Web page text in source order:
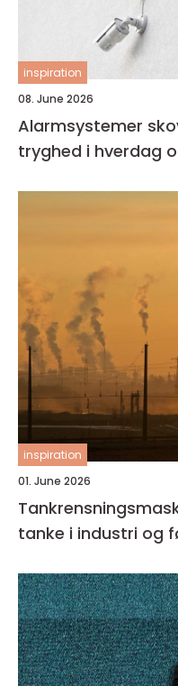
inspiration
08. June 2026
Alarmsystemer skovlunde
tryghed i hverdag
inspiration
01. June 2026
tanke i industri og